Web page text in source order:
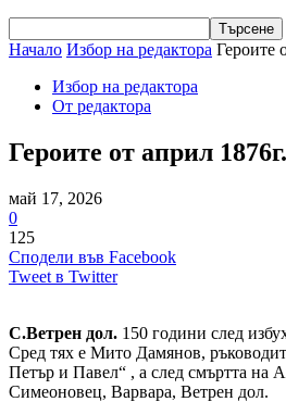
Начало Избор на редактора Героите
Избор на редактора
От редактора
Героите от април
май 17, 2026
0
125
Сподели във Facebook
Tweet в Twitter
С.Ветрен дол. 150 години след
Сред тях е Мито Дамянов,
Петър и Павел“ , а след смъртта на
Симеоновец, Варвара, Ветрен дол.